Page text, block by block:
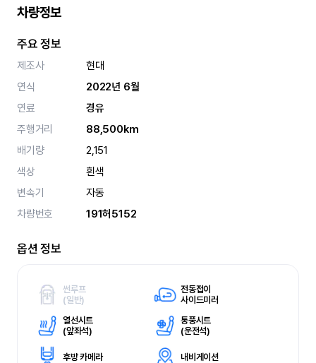
차량정보
주요 정보
제조사
현대
연식
2022년 6월
연료
경유
주행거리
88,500km
배기량
2,151
색상
흰색
변속기
자동
차량번호
191허5152
옵션 정보
썬루프
(일반)
전동접이
사이드미러
열선시트
(앞좌석)
통풍시트
(운전석)
후방 카메라 내비게이션